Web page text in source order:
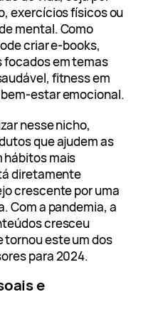
exercícios físicos ou
mental. Como
criar e-books,
focados em temas
fitness em
estar emocional.
nesse nicho,
que ajudem as
hábitos mais
diretamente
crescente por uma
Com a pandemia, a
cresceu
este um dos
para 2024.
e